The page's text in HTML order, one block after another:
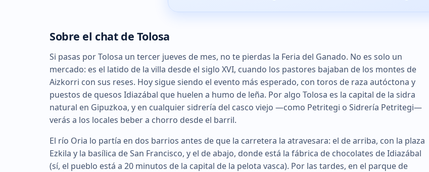
Sobre el chat de Tolosa
Si pasas por Tolosa un tercer jueves de mes, no te pierdas la Feria del Ganado. No es solo un
mercado: es el latido de la villa desde el siglo XVI, cuando los pastores bajaban de los montes de
Aizkorri con sus reses. Hoy sigue siendo el evento más esperado, con toros de raza autóctona y
puestos de quesos Idiazábal que huelen a humo de leña. Por algo Tolosa es la capital de la sidra
natural en Gipuzkoa, y en cualquier sidrería del casco viejo —como Petritegi o Sidrería Petritegi—
verás a los locales beber a chorro desde el barril.
El río Oria lo partía en dos barrios antes de que la carretera la atravesara: el de arriba, con la plaza
Ezkila y la basílica de San Francisco, y el de abajo, donde está la fábrica de chocolates de Idiazábal
(sí, el pueblo está a 20 minutos de la capital de la pelota vasca). Por las tardes, en el parque de